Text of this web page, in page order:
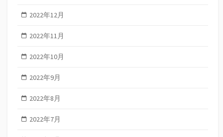
2022年12月
2022年11月
2022年10月
2022年9月
2022年8月
2022年7月